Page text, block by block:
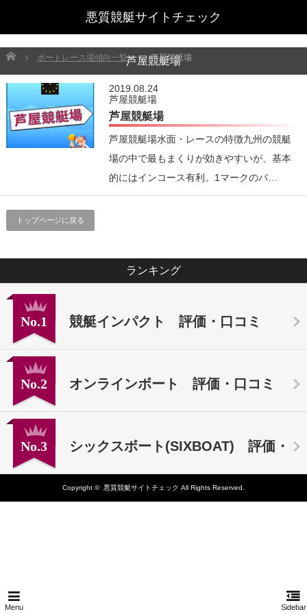
Menu Sidebar
Home ボートレース場傾向一覧 芦屋競艇場
芦屋競艇場
2019.08.24
芦屋競艇場
芦屋競艇場
芦屋競艇場水面・レースの特徴九州の競艇
場の中で最もまくりが効きやすいが、基本
的にはインコース有利。1マークのバ…
トップページに戻る
ランキング
No.1 競艇インパクト 評価・口コミ
No.2 オンラインボート 評価・口コミ
No.3 シックスボート(SIXBOAT) 評価・
口コミ
Copyright © 悪質競艇サイトチェック All Rights Reserved.